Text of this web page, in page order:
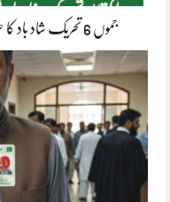
جموں 6 تحریک شاد باد کا عبدالخطیب چودھری کی حمایت کا اعلان